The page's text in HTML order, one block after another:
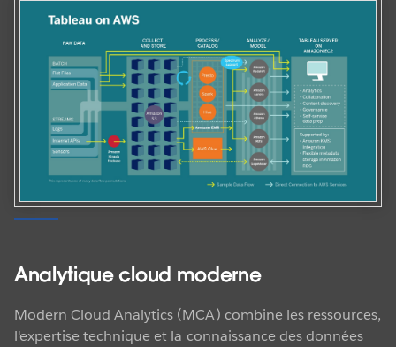
Analytique cloud moderne
Modern Cloud Analytics (MCA) combine les ressources,
l'expertise technique et la connaissance des données